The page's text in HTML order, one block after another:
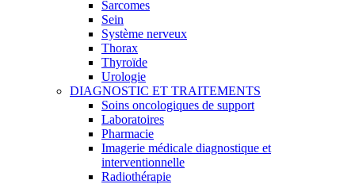
Sarcomes
Sein
Système nerveux
Thorax
Thyroïde
Urologie
DIAGNOSTIC ET TRAITEMENTS
Soins oncologiques de support
Laboratoires
Pharmacie
Imagerie médicale diagnostique et
interventionnelle
Radiothérapie